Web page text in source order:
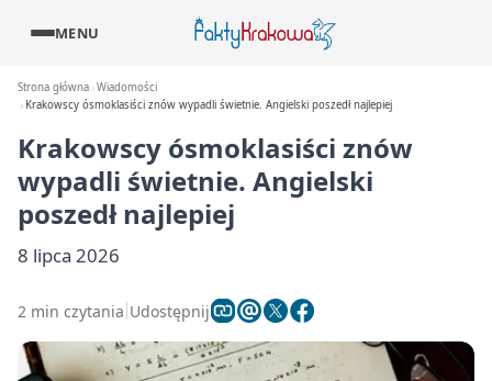
MENU
Strona główna Wiadomości
Krakowscy ósmoklasiści znów wypadli świetnie. Angielski poszedł najlepiej
Krakowscy ósmoklasiści znów
wypadli świetnie. Angielski
poszedł najlepiej
8 lipca 2026
2 min czytania Udostępnij